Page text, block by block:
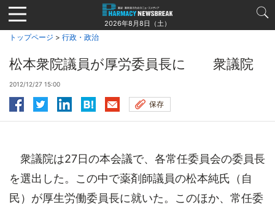
Jump
to
navigation
2026年8月8日（土）
トップページ > 行政・政治
松本衆院議員が厚労委員長に 衆議院
2012/12/27 15:00
保存
衆議院は27日の本会議で、各常任委員会の委員長
を選出した。この中で薬剤師議員の松本純氏（自
民）が厚生労働委員長に就いた。このほか、常任委